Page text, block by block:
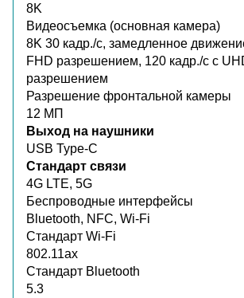
8K
Видеосъемка (основная камера)
8K 30 кадр./c, замедленное
FHD разрешением, 120 кадр./с с
разрешением
Разрешение фронтальной камеры
12 МП
Выход на наушники
USB Type-C
Стандарт связи
4G LTE, 5G
Беспроводные интерфейсы
Bluetooth, NFC, Wi-Fi
Стандарт Wi-Fi
802.11ax
Стандарт Bluetooth
5.3